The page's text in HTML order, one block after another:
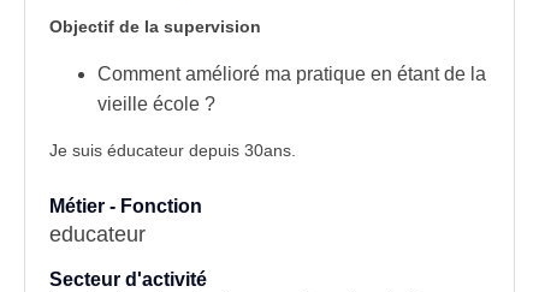
Objectif de la supervision
Comment amélioré ma pratique en étant de la
vieille école ?
Je suis éducateur depuis 30ans.
Métier - Fonction
educateur
Secteur d'activité